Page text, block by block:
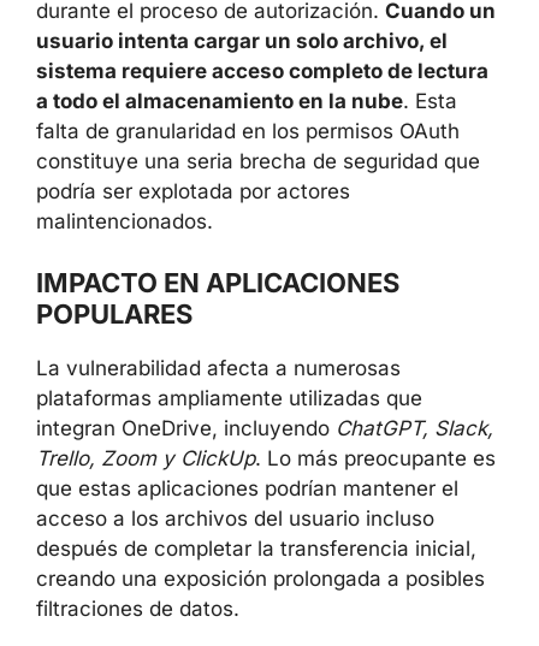
durante el proceso de autorización. Cuando un
usuario intenta cargar un solo archivo, el
sistema requiere acceso completo de lectura
a todo el almacenamiento en la nube. Esta
falta de granularidad en los permisos OAuth
constituye una seria brecha de seguridad que
podría ser explotada por actores
malintencionados.
IMPACTO EN APLICACIONES
POPULARES
La vulnerabilidad afecta a numerosas
plataformas ampliamente utilizadas que
integran OneDrive, incluyendo ChatGPT, Slack,
Trello, Zoom y ClickUp. Lo más preocupante es
que estas aplicaciones podrían mantener el
acceso a los archivos del usuario incluso
después de completar la transferencia inicial,
creando una exposición prolongada a posibles
filtraciones de datos.